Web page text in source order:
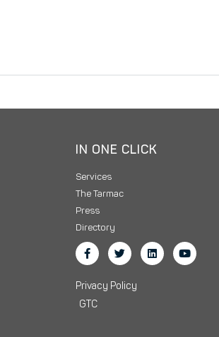
IN ONE CLICK
Services
The Tarmac
Press
Directory
Privacy Policy
GTC